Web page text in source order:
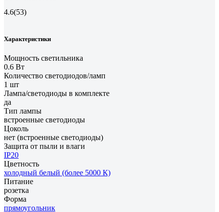
4.6(53)
Характеристики
Мощность светильника
0.6 Вт
Количество светодиодов/ламп
1 шт
Лампа/светодиоды в комплекте
да
Тип лампы
встроенные светодиоды
Цоколь
нет (встроенные светодиоды)
Защита от пыли и влаги
IP20
Цветность
холодный белый (более 5000 К)
Питание
розетка
Форма
прямоугольник